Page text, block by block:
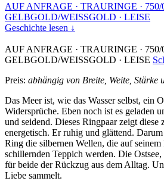
AUF ANFRAGE · TRAURINGE · 750/
GELBGOLD/WEISSGOLD · LEISE
Geschichte lesen ↓
AUF ANFRAGE · TRAURINGE · 750/
GELBGOLD/WEISSGOLD · LEISE
Preis: abhängig von Breite, Weite, Stärke
Das Meer ist, wie das Wasser selbst, ein
Widersprüche. Eben noch ist es geladen
und seidend. Dieses Ringpaar zeigt diese
energetisch. Er ruhig und glättend.
Ring die silbernen Wellen, die auf
schillernden Teppich werden. Die Ostsee,
für beide der Rückzug aus dem Alltag.
Liebe sammelt.